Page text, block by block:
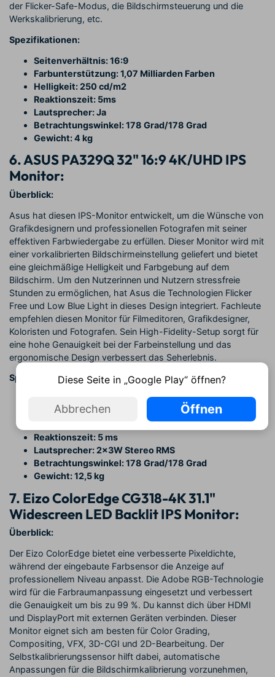
der Flicker-Safe-Modus, die Bildschirmsteuerung und die
Werkskalibrierung, etc.
Spezifikationen:
Seitenverhältnis: 16:9
Farbunterstützung: 1,07 Milliarden Farben
Helligkeit: 250 cd/m2
Reaktionszeit: 5ms
Lautsprecher: Ja
Betrachtungswinkel: 178 Grad/178 Grad
Gewicht: 4 kg
6. ASUS PA329Q 32" 16:9 4K/UHD IPS
Monitor:
Überblick:
Asus hat diesen IPS-Monitor entwickelt, um die Wünsche von
Grafikdesignern und professionellen Fotografen mit seiner
effektiven Farbwiedergabe zu erfüllen. Dieser Monitor wird mit
einer vorkalibrierten Bildschirmeinstellung geliefert und bietet
eine gleichmäßige Helligkeit und Farbgebung auf dem
Bildschirm. Um den Nutzerinnen und Nutzern stressfreie
Stunden zu ermöglichen, hat Asus die Technologien Flicker
Free und Low Blue Light in dieses Design integriert. Fachleute
empfehlen diesen Monitor für Filmeditoren, Grafikdesigner,
Koloristen und Fotografen. Sein High-Fidelity-Setup sorgt für
eine hohe Genauigkeit bei der Farbeinstellung und das
ergonomische Design verbessert das Seherlebnis.
Spezifikationen:
Farbunterstützung: 1,074 Milliarden Farben
Reaktionszeit: 5 ms
Lautsprecher: 2x3W Stereo RMS
Betrachtungswinkel: 178 Grad/178 Grad
Gewicht: 12,5 kg
7. Eizo ColorEdge CG318-4K 31.1"
Widescreen LED Backlit IPS Monitor:
Überblick:
Der Eizo ColorEdge bietet eine verbesserte Pixeldichte,
während der eingebaute Farbsensor die Anzeige auf
professionellem Niveau anpasst. Die Adobe RGB-Technologie
wird für die Farbraumanpassung eingesetzt und verbessert
die Genauigkeit um bis zu 99 %. Du kannst dich über HDMI
und DisplayPort mit externen Geräten verbinden. Dieser
Monitor eignet sich am besten für Color Grading,
Compositing, VFX, 3D-CGI und 2D-Bearbeitung. Der
Selbstkalibrierungssensor hilft dabei, automatische
Anpassungen für die Bildschirmkalibrierung vorzunehmen,
Diese Seite in „Google Play“ öffnen?
Abbrechen Öffnen